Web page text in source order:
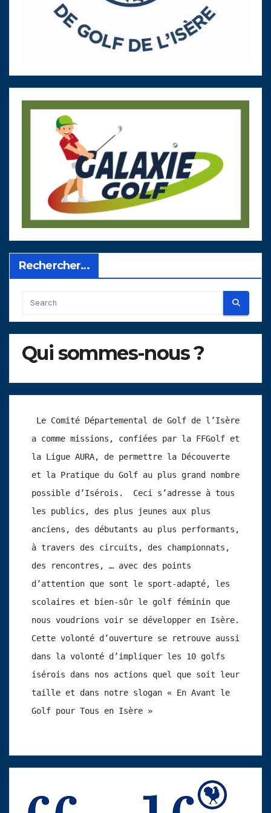
Rechercher…
Qui sommes-nous ?
a comme missions, confiées par la FFGolf et
la Ligue AURA, de permettre la Découverte
et la Pratique du Golf au plus grand nombre
possible d’Isérois.  Ceci s’adresse à tous
les publics, des plus jeunes aux plus
anciens, des débutants au plus performants,
à travers des circuits, des championnats,
des rencontres, … avec des points
d’attention que sont le sport-adapté, les
scolaires et bien-sûr le golf féminin que
nous voudrions voir se développer en Isère.
Cette volonté d’ouverture se retrouve aussi
dans la volonté d’impliquer les 10 golfs
isérois dans nos actions quel que soit leur
taille et dans notre slogan « En Avant le
Golf pour Tous en Isère »